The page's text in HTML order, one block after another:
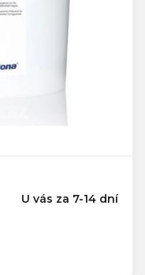
U vás za 7-14 dní